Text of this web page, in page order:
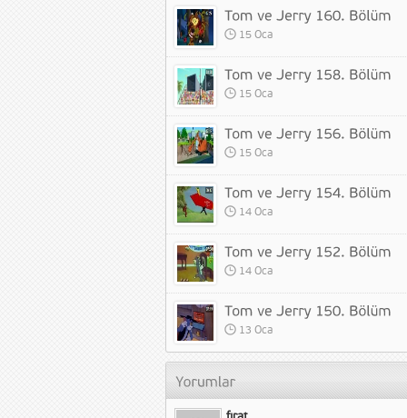
15 Oca
15 Oca
15 Oca
14 Oca
14 Oca
13 Oca